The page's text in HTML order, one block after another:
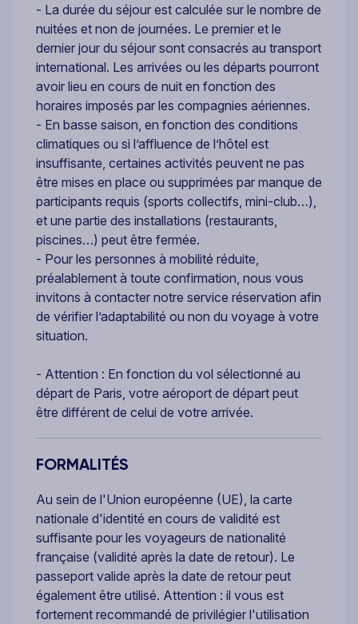
- La durée du séjour est calculée sur le nombre de
nuitées et non de journées. Le premier et le
dernier jour du séjour sont consacrés au transport
international. Les arrivées ou les départs pourront
avoir lieu en cours de nuit en fonction des
horaires imposés par les compagnies aériennes.
- En basse saison, en fonction des conditions
climatiques ou si l’affluence de l’hôtel est
insuffisante, certaines activités peuvent ne pas
être mises en place ou supprimées par manque de
participants requis (sports collectifs, mini-club…),
et une partie des installations (restaurants,
piscines…) peut être fermée.
- Pour les personnes à mobilité réduite,
préalablement à toute confirmation, nous vous
invitons à contacter notre service réservation afin
de vérifier l’adaptabilité ou non du voyage à votre
situation.
- Attention : En fonction du vol sélectionné au
départ de Paris, votre aéroport de départ peut
être différent de celui de votre arrivée.
FORMALITÉS
Au sein de l'Union européenne (UE), la carte
nationale d'identité en cours de validité est
suffisante pour les voyageurs de nationalité
française (validité après la date de retour). Le
passeport valide après la date de retour peut
également être utilisé. Attention : il vous est
fortement recommandé de privilégier l'utilisation